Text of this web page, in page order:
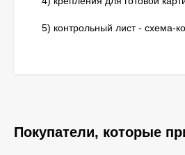
5) контрольный лист - схема-
Покупатели, которые